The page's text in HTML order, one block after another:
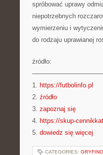
spróbować uprawy
niepotrzebnych
wymierzeniu i
do rodzaju uprawianej
źródło:
———————————
1. https://futbolinfo.pl
2. źródło
3. zapoznaj się
4. https://skup-
5. dowiedz się więcej
CATEGORIES: GRYFINO